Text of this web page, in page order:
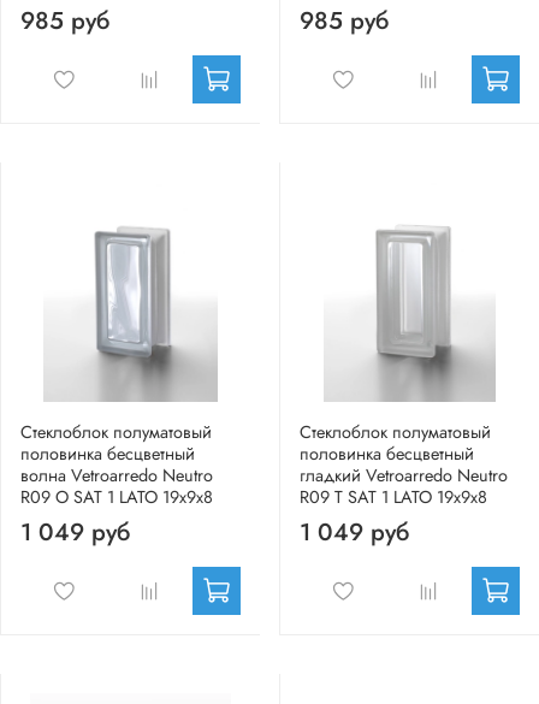
985 руб 985 руб
Стеклоблок полуматовый
половинка бесцветный
волна Vetroarredo Neutro
R09 O SAT 1 LATO 19x9x8
1 049 руб
Стеклоблок полуматовый
половинка бесцветный
гладкий Vetroarredo Neutro
R09 T SAT 1 LATO 19x9x8
1 049 руб